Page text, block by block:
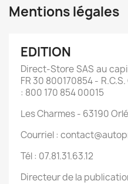
Mentions légales
EDITION
Direct-Store SAS au
FR 30 800170854 -
: 800 170 854 00015
Les Charmes - 63190
Courriel :
Tél : 07.81.31.63.12
Directeur de la